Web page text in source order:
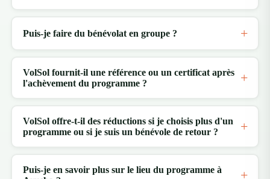
Puis-je faire du bénévolat en groupe ?
VolSol fournit-il une référence ou un certificat après
l'achèvement du programme ?
VolSol offre-t-il des réductions si je choisis plus d'un
programme ou si je suis un bénévole de retour ?
Puis-je en savoir plus sur le lieu du programme à